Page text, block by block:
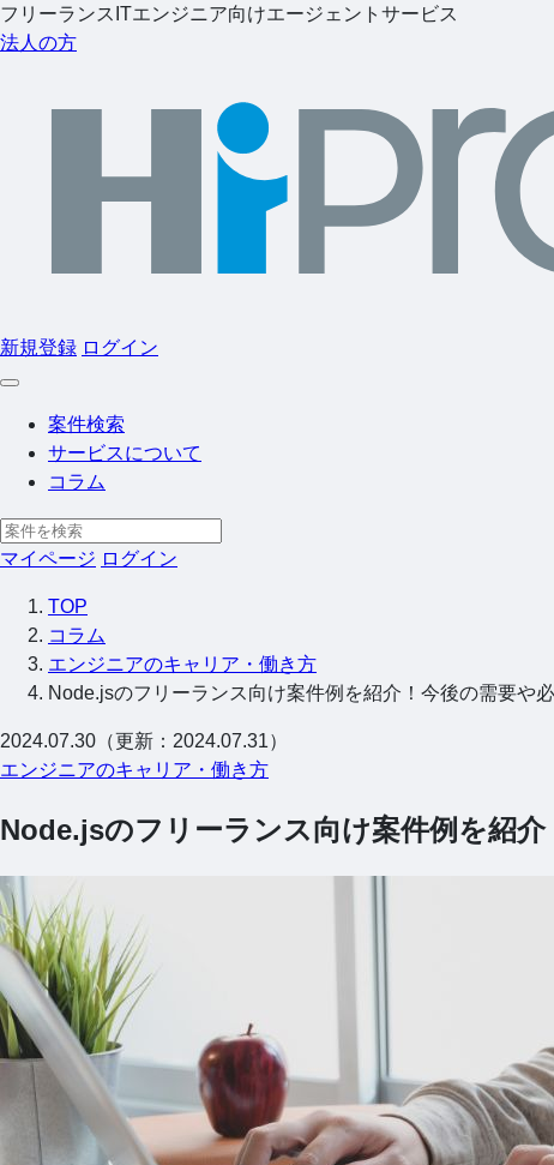
フリーランスITエンジニア向けエージェントサービス
法人の方
新規登録 ログイン
案件検索
サービスについて
コラム
マイページ ログイン
TOP
コラム
エンジニアのキャリア・働き方
Node.jsのフリーランス向け案件例を紹介！今後の需要や
2024.07.30（更新：2024.07.31）
エンジニアのキャリア・働き方
Node.jsのフリーランス向け案件例を紹